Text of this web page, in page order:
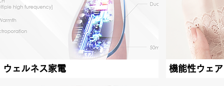
ウェルネス家電 機能性ウェア